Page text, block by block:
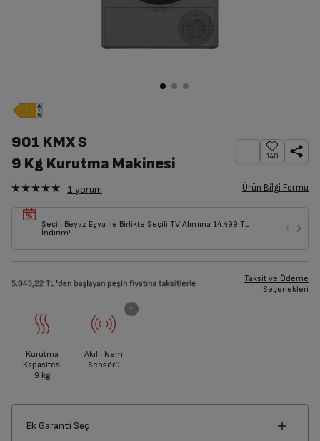
901 KMX S
9 Kg Kurutma Makinesi
140
1 yorum Ürün Bilgi Formu
Seçili Beyaz Eşya ile Birlikte Seçili TV Alımına 14.499 TL
İndirim!
Taksit ve Ödeme
Seçenekleri
Kurutma
Kapasitesi
9 kg
Akıllı Nem
Sensörü
Ek Garanti Seç